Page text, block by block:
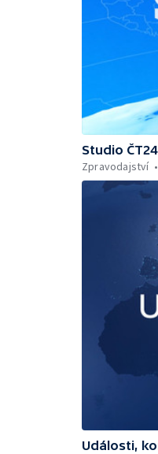
Studio ČT24
Zpravodajství
Události,